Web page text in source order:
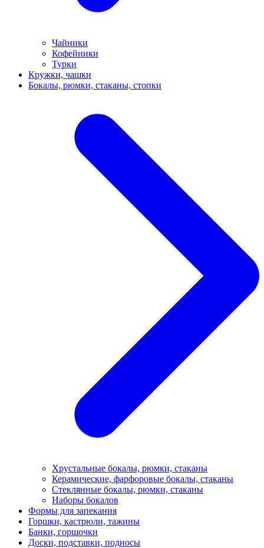
Чайники
Кофейники
Турки
Кружки, чашки
Бокалы, рюмки, стаканы, стопки
Хрустальные бокалы, рюмки, стаканы
Керамические, фарфоровые бокалы, стаканы
Стеклянные бокалы, рюмки, стаканы
Наборы бокалов
Формы для запекания
Горшки, кастрюли, тажины
Банки, горшочки
Доски, подставки, подносы